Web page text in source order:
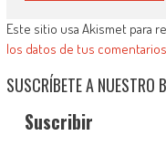
Este sitio usa Akismet para
los datos de tus
SUSCRÍBETE A NUESTRO
Suscribir